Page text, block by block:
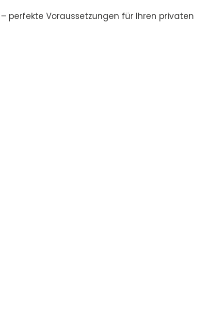
perfekte Voraussetzungen für Ihren privaten